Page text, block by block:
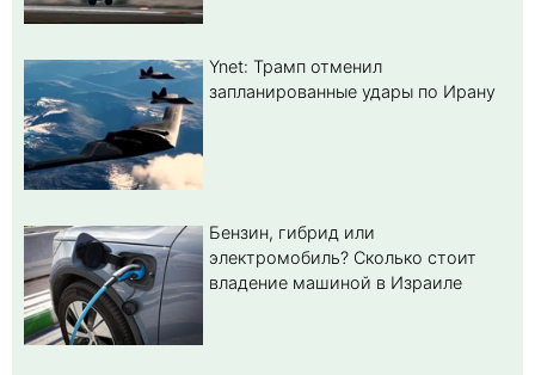
Ynet: Трамп отменил
запланированные удары по Ирану
Бензин, гибрид или
электромобиль? Cколько стоит
владение машиной в Израиле